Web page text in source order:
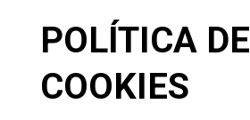
POLÍTICA DE
COOKIES